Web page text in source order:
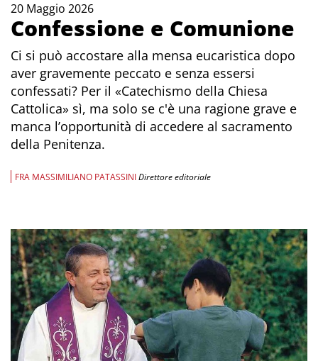
20 Maggio 2026
Confessione e Comunione
Ci si può accostare alla mensa eucaristica dopo
aver gravemente peccato e senza essersi
confessati? Per il «Catechismo della Chiesa
Cattolica» sì, ma solo se c'è una ragione grave e
manca l’opportunità di accedere al sacramento
della Penitenza.
FRA MASSIMILIANO PATASSINIDirettore editoriale